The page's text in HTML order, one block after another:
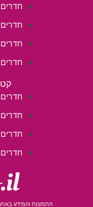
חדרים